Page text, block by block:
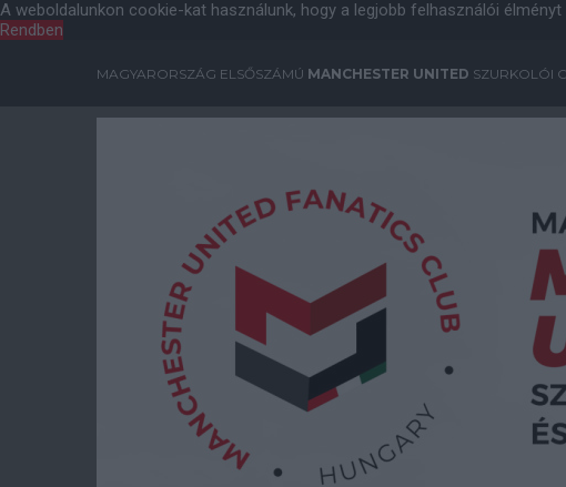
A weboldalunkon cookie-kat használunk, hogy a legjobb felhasználói élményt
Rendben
MAGYARORSZÁG ELSŐSZÁMÚ MANCHESTER UNITED SZURKOLÓI